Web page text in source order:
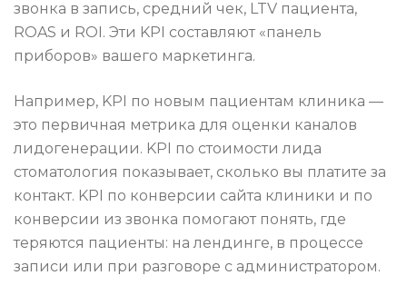
звонка в запись, средний чек, LTV пациента,
ROAS и ROI. Эти KPI составляют «панель
приборов» вашего маркетинга.
Например, KPI по новым пациентам клиника —
это первичная метрика для оценки каналов
лидогенерации. KPI по стоимости лида
стоматология показывает, сколько вы платите за
контакт. KPI по конверсии сайта клиники и по
конверсии из звонка помогают понять, где
теряются пациенты: на лендинге, в процессе
записи или при разговоре с администратором.